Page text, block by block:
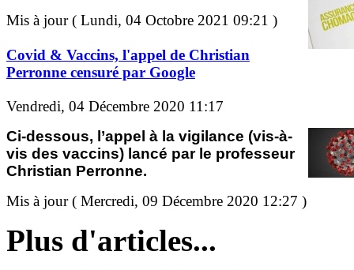
Mis à jour ( Lundi, 04 Octobre 2021 09:21 )
Covid & Vaccins, l'appel de Christian
Perronne censuré par Google
Vendredi, 04 Décembre 2020 11:17
Ci-dessous, l’appel à la vigilance (vis-à-
vis des vaccins) lancé par le professeur
Christian Perronne.
Mis à jour ( Mercredi, 09 Décembre 2020 12:27 )
Plus d'articles...